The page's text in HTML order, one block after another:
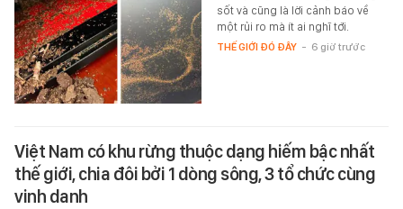
sốt và cũng là lời cảnh báo về
một rủi ro mà ít ai nghĩ tới.
THẾ GIỚI ĐÓ ĐÂY - 6 giờ trước
Việt Nam có khu rừng thuộc dạng hiếm bậc nhất
thế giới, chia đôi bởi 1 dòng sông, 3 tổ chức cùng
vinh danh